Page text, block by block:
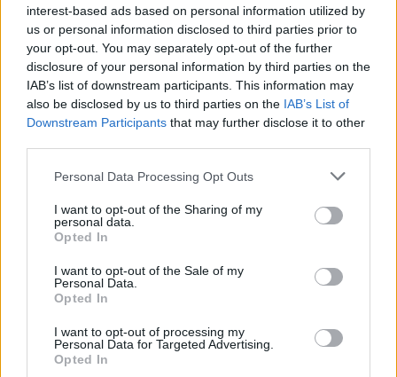
interest-based ads based on personal information utilized by
us or personal information disclosed to third parties prior to
your opt-out. You may separately opt-out of the further
disclosure of your personal information by third parties on the
IAB’s list of downstream participants. This information may
also be disclosed by us to third parties on the IAB’s List of
Downstream Participants that may further disclose it to other
Personal Data Processing Opt Outs
I want to opt-out of the Sharing of my
personal data.
Opted In
I want to opt-out of the Sale of my
Personal Data.
Opted In
I want to opt-out of processing my
Personal Data for Targeted Advertising.
Opted In
Drogi Czytelniku,
cieszymy się, że odwiedzasz nasz portal. Jesteśmy
tu dla Ciebie!
Każdego dnia publikujemy najważniejsze
informacje z życia Kościoła w Polsce i na świecie.
Jednak bez Twojej pomocy sprostanie temu
Dlatego prosimy Cię o
wsparcie portalu eKAI.pl za
pośrednictwem serwisu Patronite.
Dzięki Tobie będziemy mogli realizować naszą
misję. Więcej informacji znajdziesz